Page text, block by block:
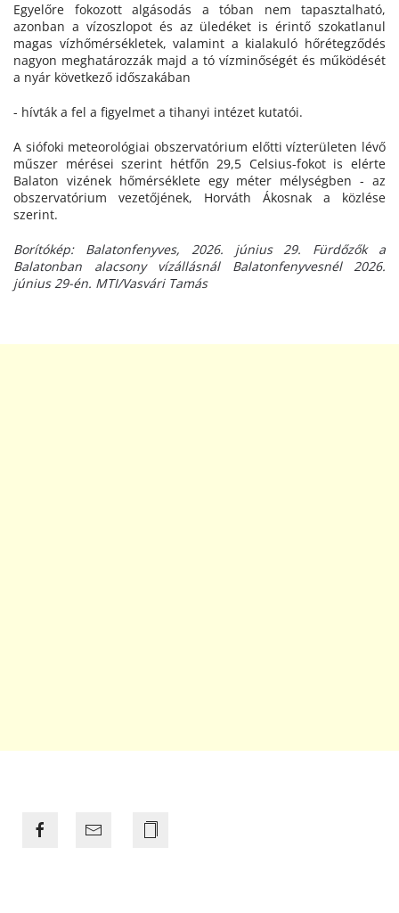
Egyelőre fokozott algásodás a tóban nem tapasztalható,
azonban a vízoszlopot és az üledéket is érintő szokatlanul
magas vízhőmérsékletek, valamint a kialakuló hőrétegződés
nagyon meghatározzák majd a tó vízminőségét és működését
a nyár következő időszakában
- hívták a fel a figyelmet a tihanyi intézet kutatói.
A siófoki meteorológiai obszervatórium előtti vízterületen lévő
műszer mérései szerint hétfőn 29,5 Celsius-fokot is elérte
Balaton vizének hőmérséklete egy méter mélységben - az
obszervatórium vezetőjének, Horváth Ákosnak a közlése
szerint.
Borítókép: Balatonfenyves, 2026. június 29. Fürdőzők a
Balatonban alacsony vízállásnál Balatonfenyvesnél 2026.
június 29-én. MTI/Vasvári Tamás